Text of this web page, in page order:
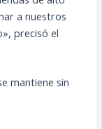
a nuestros
precisó el
mantiene sin